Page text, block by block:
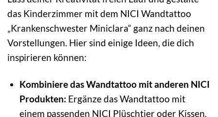
das Kinderzimmer mit dem NICI Wandtattoo
„Krankenschwester Miniclara“ ganz nach deinen
Vorstellungen. Hier sind einige Ideen, die dich
inspirieren können:
Kombiniere das Wandtattoo mit anderen NICI
Produkten: Ergänze das Wandtattoo mit
einem passenden NICI Plüschtier oder Kissen.